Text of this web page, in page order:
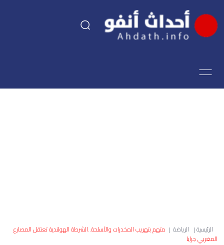
اقتصاد
العالم الرئيسية| الرياضة | متهم بتهريب المخدرات والأسلحة..الشرطة الهولندية تعتقل المصارع
المغربي جرايا